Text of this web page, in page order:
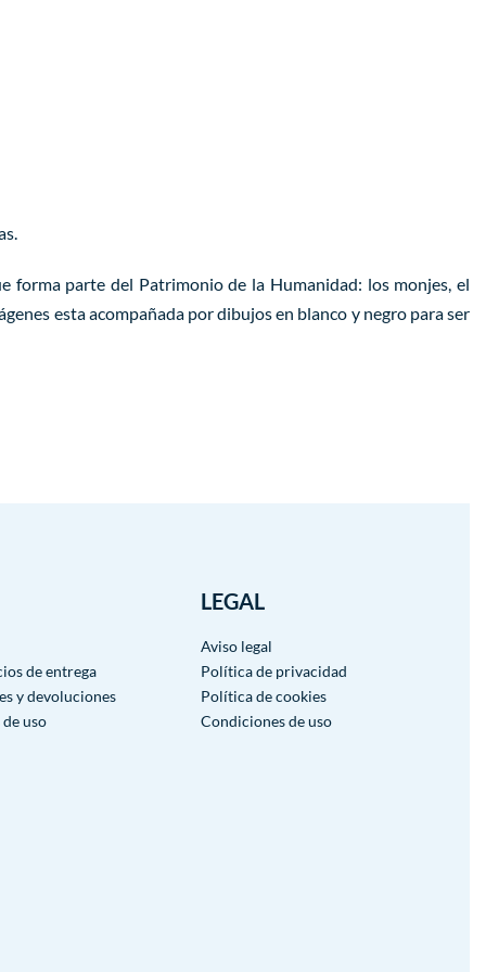
forma parte del Patrimonio de la Humanidad: los monjes, el
esta acompañada por dibujos en blanco y negro para ser
de entrega
y devoluciones
uso
LEGAL
Aviso legal
Política de privacidad
Política de cookies
Condiciones de uso